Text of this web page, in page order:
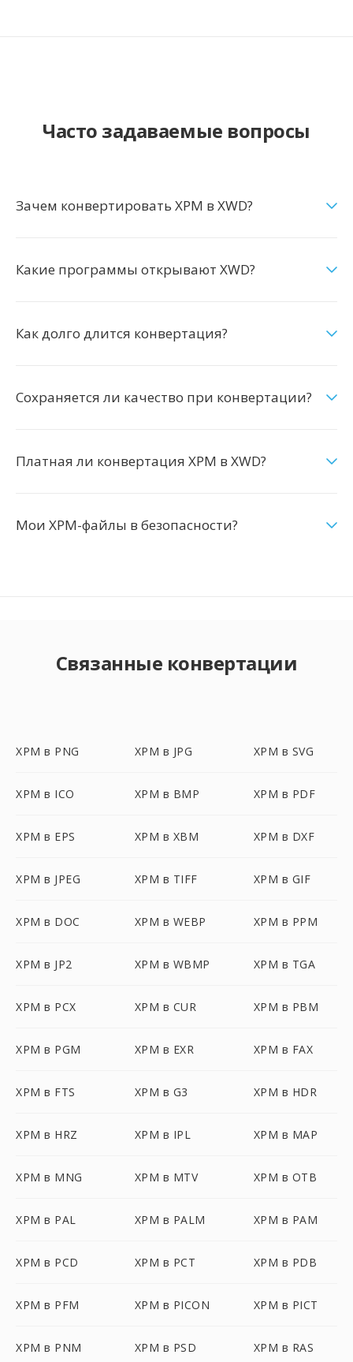
Часто задаваемые вопросы
Зачем конвертировать XPM в XWD?
Какие программы открывают XWD?
Как долго длится конвертация?
Сохраняется ли качество при конвертации?
Платная ли конвертация XPM в XWD?
Мои XPM-файлы в безопасности?
Связанные конвертации
XPM в PNG XPM в JPG XPM в SVG
XPM в ICO XPM в BMP XPM в PDF
XPM в EPS XPM в XBM XPM в DXF
XPM в JPEG XPM в TIFF XPM в GIF
XPM в DOC XPM в WEBP XPM в PPM
XPM в JP2 XPM в WBMP XPM в TGA
XPM в PCX XPM в CUR XPM в PBM
XPM в PGM XPM в EXR XPM в FAX
XPM в FTS XPM в G3 XPM в HDR
XPM в HRZ XPM в IPL XPM в MAP
XPM в MNG XPM в MTV XPM в OTB
XPM в PAL XPM в PALM XPM в PAM
XPM в PCD XPM в PCT XPM в PDB
XPM в PFM XPM в PICON XPM в PICT
XPM в PNM XPM в PSD XPM в RAS